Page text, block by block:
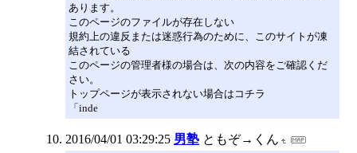
あります。
このページのファイルが存在しない
規約上の違反または迷惑行為のために、このサイトが凍
結されている
このページの管理者様の場合は、次の内容をご確認くだ
さい。
トップページが表示されない場合はコチラ
「inde
2016/04/01 03:29:25 男塾 ともぞ→くん